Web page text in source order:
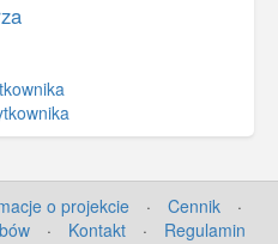
o projekcie · Cennik
·
· Kontakt ·
Regulamin